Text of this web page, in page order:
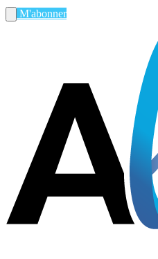
M'abonner